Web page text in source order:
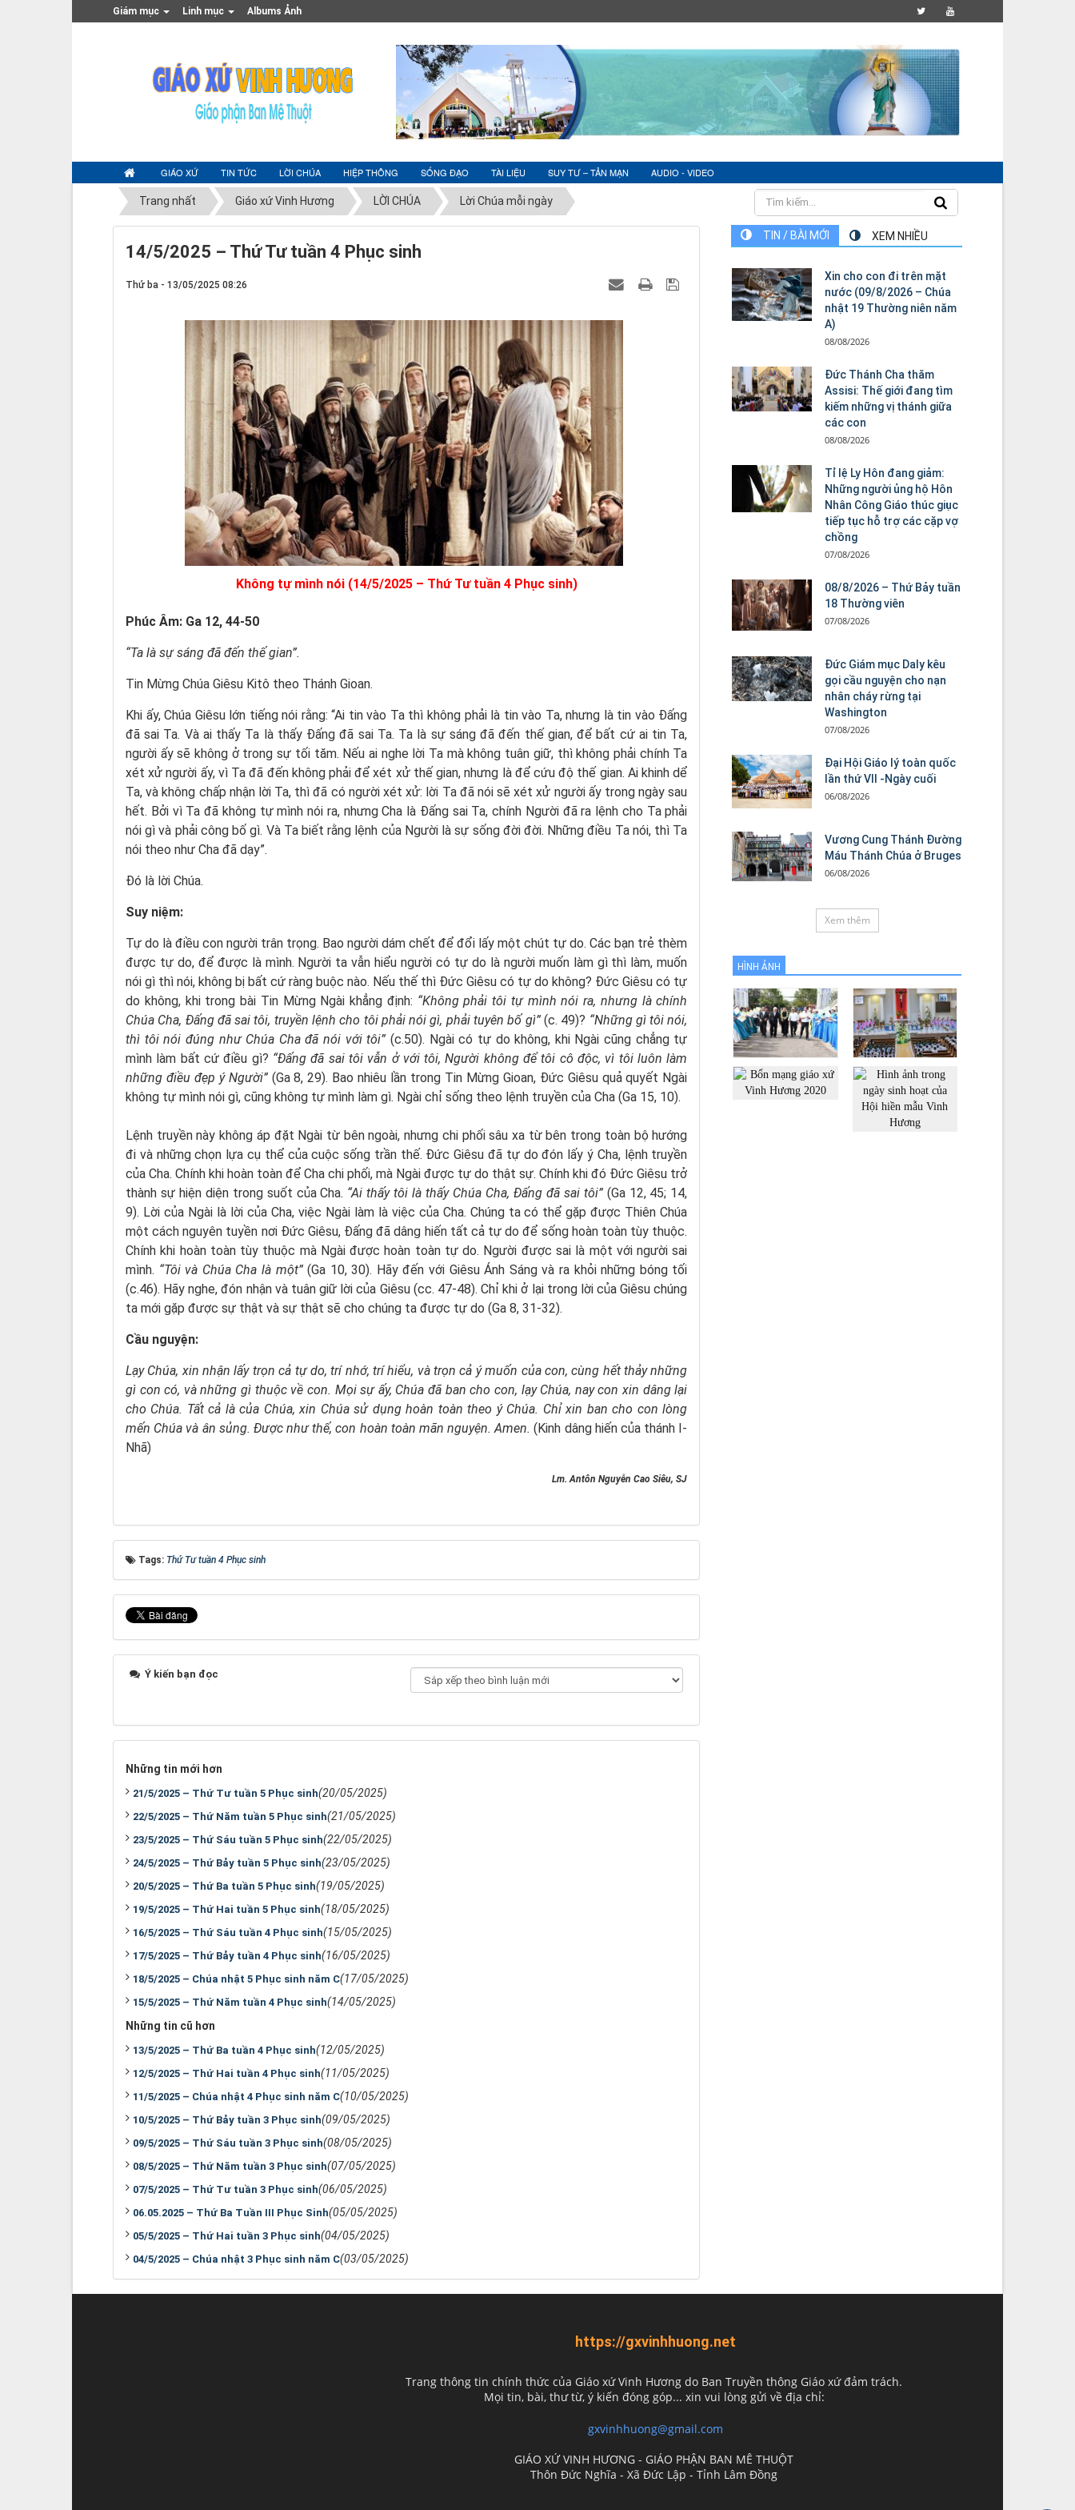
Giám mục Linh mục Albums Ảnh
GIÁO XỨ TIN TỨC LỜI CHÚA HIỆP THÔNG SỐNG ĐẠO TÀI LIỆU SUY TƯ – TẢN MẠN AUDIO - VIDEO
Trang nhất Giáo xứ Vinh Hương LỜI CHÚA Lời Chúa mỗi ngày
14/5/2025 – Thứ Tư tuần 4 Phục sinh
Thứ ba - 13/05/2025 08:26
Không tự mình nói (14/5/2025 – Thứ Tư tuần 4 Phục sinh)
Phúc Âm: Ga 12, 44-50
“Ta là sự sáng đã đến thế gian”.
Tin Mừng Chúa Giêsu Kitô theo Thánh Gioan.
Khi ấy, Chúa Giêsu lớn tiếng nói rằng: “Ai tin vào Ta thì không phải là tin vào Ta, nhưng là tin vào Ðấng
đã sai Ta. Và ai thấy Ta là thấy Ðấng đã sai Ta. Ta là sự sáng đã đến thế gian, để bất cứ ai tin Ta,
người ấy sẽ không ở trong sự tối tăm. Nếu ai nghe lời Ta mà không tuân giữ, thì không phải chính Ta
xét xử người ấy, vì Ta đã đến không phải để xét xử thế gian, nhưng là để cứu độ thế gian. Ai khinh dể
Ta, và không chấp nhận lời Ta, thì đã có người xét xử: lời Ta đã nói sẽ xét xử người ấy trong ngày sau
hết. Bởi vì Ta đã không tự mình nói ra, nhưng Cha là Ðấng sai Ta, chính Người đã ra lệnh cho Ta phải
nói gì và phải công bố gì. Và Ta biết rằng lệnh của Người là sự sống đời đời. Những điều Ta nói, thì Ta
nói theo như Cha đã dạy”.
Ðó là lời Chúa.
Suy niệm:
Tự do là điều con người trân trọng. Bao người dám chết để đổi lấy một chút tự do. Các bạn trẻ thèm
được tự do, để được là mình. Người ta vẫn hiểu người có tự do là người muốn làm gì thì làm, muốn
nói gì thì nói, không bị bất cứ ràng buộc nào. Nếu thế thì Đức Giêsu có tự do không? Đức Giêsu có tự
do không, khi trong bài Tin Mừng Ngài khẳng định: “Không phải tôi tự mình nói ra, nhưng là chính
Chúa Cha, Đấng đã sai tôi, truyền lệnh cho tôi phải nói gì, phải tuyên bố gì”(c. 49)? “Những gì tôi nói,
thì tôi nói đúng như Chúa Cha đã nói với tôi” (c.50). Ngài có tự do không, khi Ngài cũng chẳng tự
mình làm bất cứ điều gì? “Đấng đã sai tôi vẫn ở với tôi, Người không để tôi cô độc, vì tôi luôn làm
những điều đẹp ý Người” (Ga 8, 29). Bao nhiêu lần trong Tin Mừng Gioan, Đức Giêsu quả quyết Ngài
không tự mình nói gì, cũng không tự mình làm gì. Ngài chỉ sống theo lệnh truyền của Cha (Ga 15, 10).
Lệnh truyền này không áp đặt Ngài từ bên ngoài, nhưng chi phối sâu xa từ bên trong toàn bộ hướng
đi và những chọn lựa cụ thể của cuộc sống trần thế. Đức Giêsu đã tự do đón lấy ý Cha, lệnh truyền
của Cha. Chính khi hoàn toàn để Cha chi phối, mà Ngài được tự do thật sự. Chính khi đó Đức Giêsu trở
thành sự hiện diện trong suốt của Cha. “Ai thấy tôi là thấy Chúa Cha, Đấng đã sai tôi”(Ga 12, 45; 14,
9). Lời của Ngài là lời của Cha, việc Ngài làm là việc của Cha. Chúng ta có thể gặp được Thiên Chúa
một cách nguyên tuyền nơi Đức Giêsu, Đấng đã dâng hiến tất cả tự do để sống hoàn toàn tùy thuộc.
Chính khi hoàn toàn tùy thuộc mà Ngài được hoàn toàn tự do. Người được sai là một với người sai
mình. “Tôi và Chúa Cha là một”(Ga 10, 30). Hãy đến với Giêsu Ánh Sáng và ra khỏi những bóng tối
(c.46). Hãy nghe, đón nhận và tuân giữ lời của Giêsu (cc. 47-48). Chỉ khi ở lại trong lời của Giêsu chúng
ta mới gặp được sự thật và sự thật sẽ cho chúng ta được tự do (Ga 8, 31-32).
Cầu nguyện:
Lạy Chúa,xin nhận lấy trọn cả tự do, trí nhớ, trí hiểu, và trọn cả ý muốn của con,cùng hết thảy những
gì con có, và những gì thuộc về con. Mọi sự ấy, Chúa đã ban cho con, lạy Chúa, nay con xin dâng lại
cho Chúa. Tất cả là của Chúa, xin Chúa sử dụng hoàn toàn theo ý Chúa. Chỉ xin ban cho con lòng
mến Chúa và ân sủng. Được như thế, con hoàn toàn mãn nguyện. Amen.(Kinh dâng hiến của thánh I-
Nhã)
Lm. Antôn Nguyễn Cao Siêu, SJ
Tags: Thứ Tư tuần 4 Phục sinh
Ý kiến bạn đọc
Những tin mới hơn
21/5/2025 – Thứ Tư tuần 5 Phục sinh(20/05/2025)
22/5/2025 – Thứ Năm tuần 5 Phục sinh(21/05/2025)
23/5/2025 – Thứ Sáu tuần 5 Phục sinh(22/05/2025)
24/5/2025 – Thứ Bảy tuần 5 Phục sinh(23/05/2025)
20/5/2025 – Thứ Ba tuần 5 Phục sinh(19/05/2025)
19/5/2025 – Thứ Hai tuần 5 Phục sinh(18/05/2025)
16/5/2025 – Thứ Sáu tuần 4 Phục sinh(15/05/2025)
17/5/2025 – Thứ Bảy tuần 4 Phục sinh(16/05/2025)
18/5/2025 – Chúa nhật 5 Phục sinh năm C(17/05/2025)
15/5/2025 – Thứ Năm tuần 4 Phục sinh(14/05/2025)
Những tin cũ hơn
13/5/2025 – Thứ Ba tuần 4 Phục sinh(12/05/2025)
12/5/2025 – Thứ Hai tuần 4 Phục sinh(11/05/2025)
11/5/2025 – Chúa nhật 4 Phục sinh năm C(10/05/2025)
10/5/2025 – Thứ Bảy tuần 3 Phục sinh(09/05/2025)
09/5/2025 – Thứ Sáu tuần 3 Phục sinh(08/05/2025)
08/5/2025 – Thứ Năm tuần 3 Phục sinh(07/05/2025)
07/5/2025 – Thứ Tư tuần 3 Phục sinh(06/05/2025)
06.05.2025 – Thứ Ba Tuần III Phục Sinh(05/05/2025)
05/5/2025 – Thứ Hai tuần 3 Phục sinh(04/05/2025)
04/5/2025 – Chúa nhật 3 Phục sinh năm C(03/05/2025)
TIN / BÀI MỚI XEM NHIỀU
Xin cho con đi trên mặt
nước (09/8/2026 – Chúa
nhật 19 Thường niên năm
A)
08/08/2026
Đức Thánh Cha thăm
Assisi: Thế giới đang tìm
kiếm những vị thánh giữa
các con
08/08/2026
Tỉ lệ Ly Hôn đang giảm:
Những người ủng hộ Hôn
Nhân Công Giáo thúc giục
tiếp tục hỗ trợ các cặp vợ
chồng
07/08/2026
08/8/2026 – Thứ Bảy tuần
18 Thường viên
07/08/2026
Đức Giám mục Daly kêu
gọi cầu nguyện cho nạn
nhân cháy rừng tại
Washington
07/08/2026
Đại Hội Giáo lý toàn quốc
lần thứ VII -Ngày cuối
06/08/2026
Vương Cung Thánh Ðường
Máu Thánh Chúa ở Bruges
06/08/2026
Xem thêm
HÌNH ẢNH
https://gxvinhhuong.net
Trang thông tin chính thức của Giáo xứ Vinh Hương do Ban Truyền thông Giáo xứ đảm trách.
Mọi tin, bài, thư từ, ý kiến đóng góp... xin vui lòng gửi về địa chỉ:
gxvinhhuong@gmail.com
GIÁO XỨ VINH HƯƠNG - GIÁO PHẬN BAN MÊ THUỘT
Thôn Đức Nghĩa - Xã Đức Lập - Tỉnh Lâm Đồng